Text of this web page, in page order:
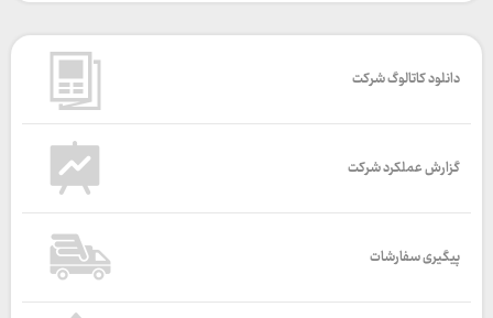
دانلود کاتالوگ شرکت
گزارش عملکرد شرکت
پیگیری سفارشات